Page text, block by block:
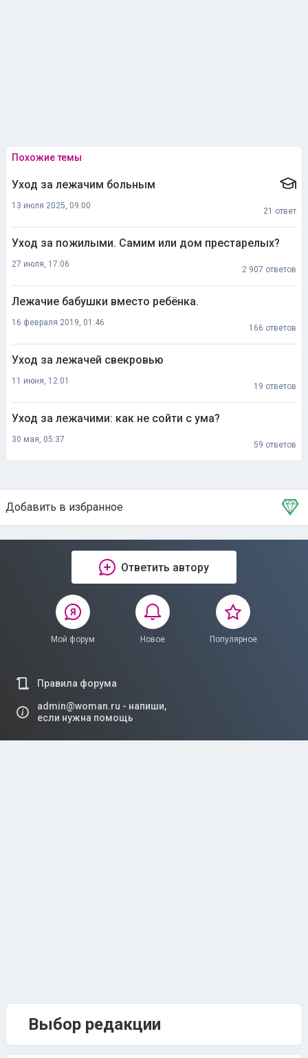
Похожие темы
Уход за лежачим больным
13 июля 2025, 09:00
21 ответ
Уход за пожилыми. Самим или дом престарелых?
27 июля, 17:06
2 907 ответов
Лежачие бабушки вместо ребёнка.
16 февраля 2019, 01:46
166 ответов
Уход за лежачей свекровью
11 июня, 12:01
19 ответов
Уход за лежачими: как не сойти с ума?
30 мая, 05:37
59 ответов
Добавить в избранное
Тема в избранном
Ответить автору
Мой форум Новое Популярное
Правила форума
admin@woman.ru - напиши,
если нужна помощь
Выбор редакции